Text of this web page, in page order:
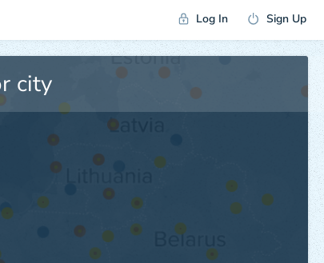
Log In Sign Up